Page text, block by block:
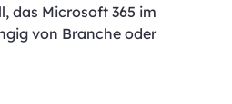
das Microsoft 365 im
von Branche oder